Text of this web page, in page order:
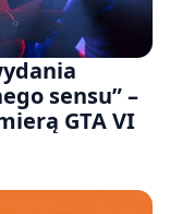
sensu” –
GTA VI